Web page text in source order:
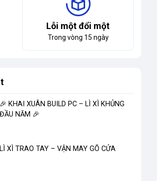
Lỗi một đổi một
Trong vòng 15 ngày
🎉 KHAI XUÂN BUILD PC – LÌ XÌ KHỦNG
ĐẦU NĂM 🎉
LÌ XÌ TRAO TAY – VẬN MAY GÕ CỬA